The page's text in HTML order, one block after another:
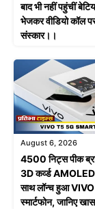
बाद भी नहीं पहुंचीं
भेजकर वीडियो कॉल
संस्कार।।
August 6, 2026
4500 निट्स पीक
3D कर्व्ड
साथ लॉन्च हुआ VIVO
स्मार्टफोन, जानिए